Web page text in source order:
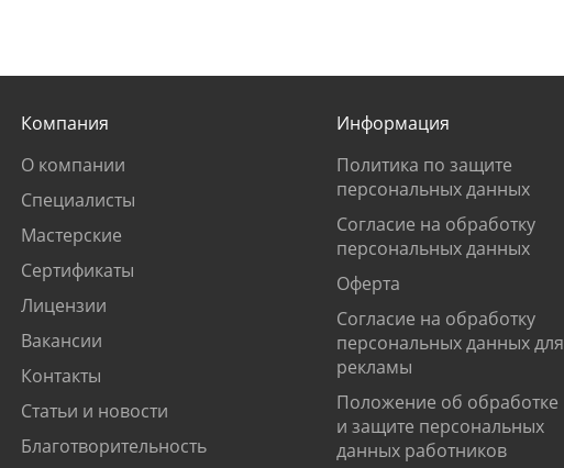
Компания
О компании
Специалисты
Мастерские
Сертификаты
Лицензии
Вакансии
Контакты
Статьи и новости
Благотворительность
Информация
Политика по защите
персональных данных
Согласие на обработку
персональных данных
Оферта
Согласие на обработку
персональных данных для
рекламы
Положение об обработке
и защите персональных
данных работников